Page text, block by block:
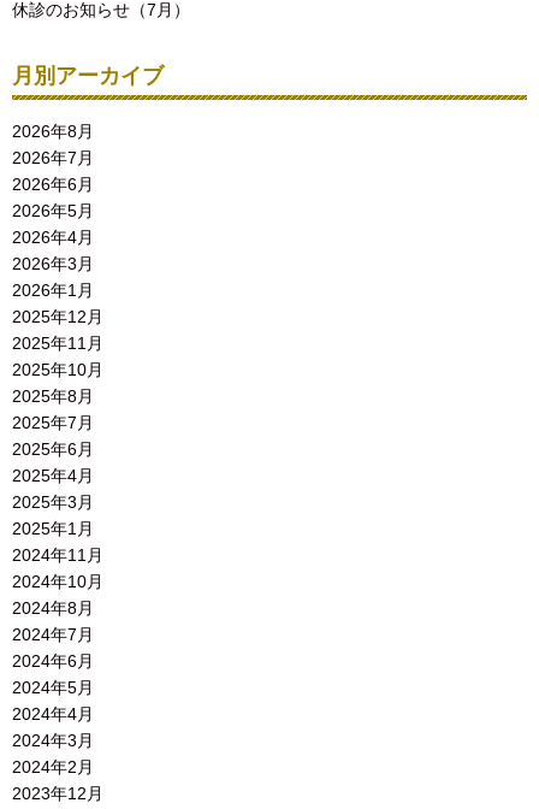
休診のお知らせ（7月）
月別アーカイブ
2026年8月
2026年7月
2026年6月
2026年5月
2026年4月
2026年3月
2026年1月
2025年12月
2025年11月
2025年10月
2025年8月
2025年7月
2025年6月
2025年4月
2025年3月
2025年1月
2024年11月
2024年10月
2024年8月
2024年7月
2024年6月
2024年5月
2024年4月
2024年3月
2024年2月
2023年12月